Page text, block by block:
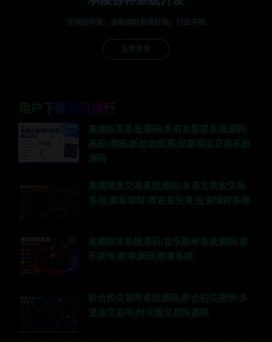
区块链开发，金融理财系统开发，行业不限
立即查看
用户下载源码排行
高端股票系统源码|多语言股票系统源码|
美股|港股|新加坡股票|股票模拟交易系统
源码
高端黄金交易系统源码|多语言黄金交易
系统|黄金理财|黄金金投资|投资理财系统
高端刷单系统源码|音乐刷单系统源码|音
乐刷单|刷单源码|刷单系统
秒合约交易所系统源码|秒合约交易所|多
语言交易所|时间盘交易所源码